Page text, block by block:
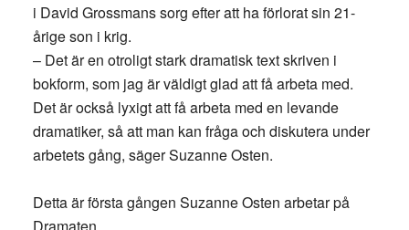
i David Grossmans sorg efter att ha förlorat sin 21-
årige son i krig.
– Det är en otroligt stark dramatisk text skriven i
bokform, som jag är väldigt glad att få arbeta med.
Det är också lyxigt att få arbeta med en levande
dramatiker, så att man kan fråga och diskutera under
arbetets gång, säger Suzanne Osten.
Detta är första gången Suzanne Osten arbetar på